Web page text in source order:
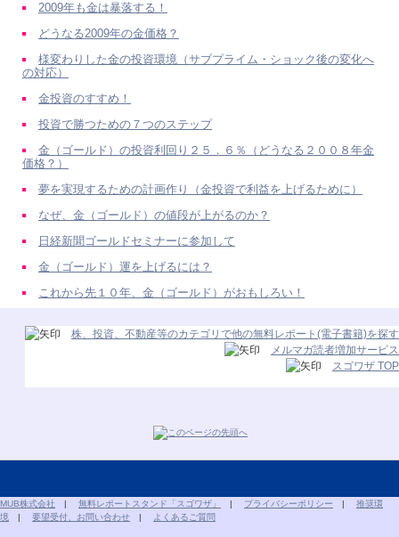
2009年も金は暴落する！
どうなる2009年の金価格？
様変わりした金の投資環境（サブプライム・ショック後の変化へ
の対応）
金投資のすすめ！
投資で勝つための７つのステップ
金（ゴールド）の投資利回り２５．６％（どうなる２００８年金
価格？）
夢を実現するための計画作り（金投資で利益を上げるために）
なぜ、金（ゴールド）の値段が上がるのか？
日経新聞ゴールドセミナーに参加して
金（ゴールド）運を上げるには？
これから先１０年、金（ゴールド）がおもしろい！
株、投資、不動産等のカテゴリで他の無料レポート(電子書籍)を探す
メルマガ読者増加サービス
スゴワザ TOP
MUB株式会社 | 無料レポートスタンド「スゴワザ」 | プライバシーポリシー | 推奨環
境 | 要望受付、お問い合わせ | よくあるご質問